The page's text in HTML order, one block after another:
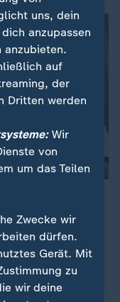
nur kurz von
Deutschland auf
E damit bereits so
uns, dein
anzupassen
anzubieten.
auf
der
Dritten werden
Wir
von
um das Teilen
Zwecke wir
dürfen.
Gerät. Mit
zu
wir deine